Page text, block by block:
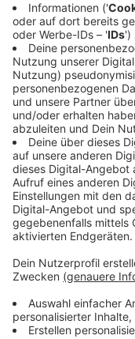
Wohneigentum
müssen. Wer
mitmachen.
Anzeige
Gibt es eine
werde?
Anzeige
Ja, aber die Daten
Zweck, dem
zukünftige
weitergegeben. Es
melden, weil man